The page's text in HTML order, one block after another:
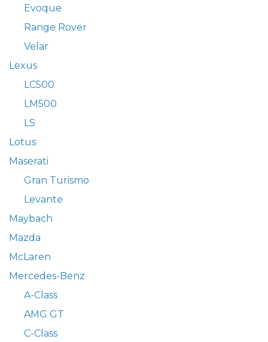
Evoque
Range Rover
Velar
Lexus
LC500
LM500
LS
Lotus
Maserati
Gran Turismo
Levante
Maybach
Mazda
McLaren
Mercedes-Benz
A-Class
AMG GT
C-Class